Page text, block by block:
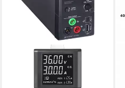
VOLTCRAFT
Schaltnetzteil mit drei
Ausgängen, 0.8 - 36 V, 3 A,